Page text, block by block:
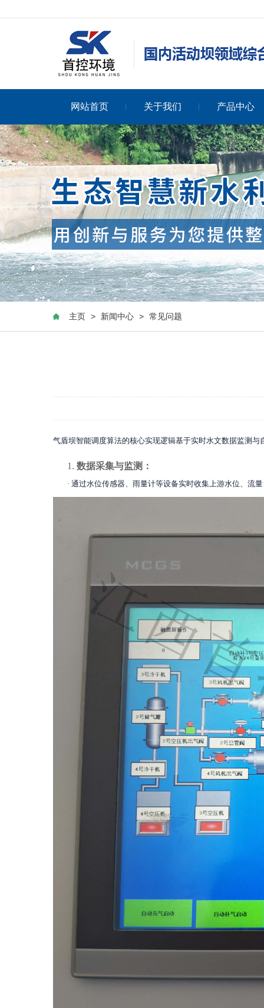
网站首页 关于我们 产品中心
主页 > 新闻中心 > 常见问题
气盾坝智能调度算法的核心实现逻辑基于实时水文数据监测与
1. 数据采集与监测：
· 通过水位传感器、雨量计等设备实时收集上游水位、流